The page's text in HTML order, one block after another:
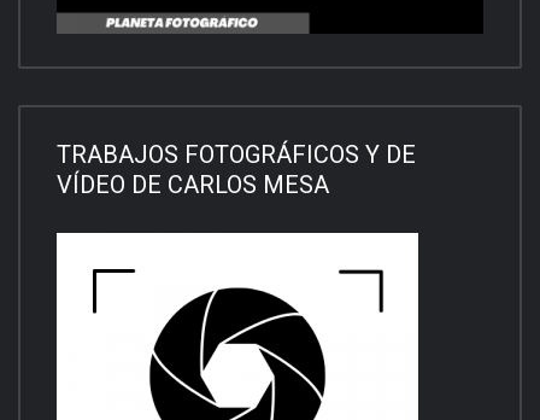
TRABAJOS FOTOGRÁFICOS Y DE
VÍDEO DE CARLOS MESA